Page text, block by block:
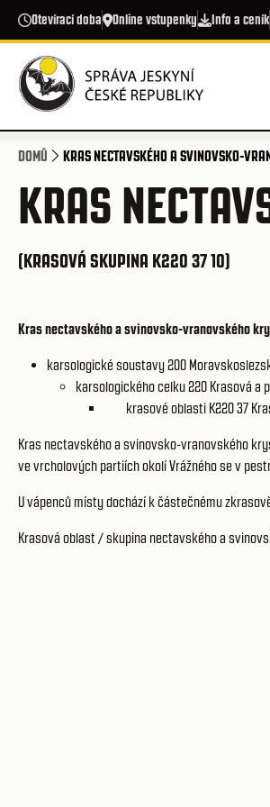
Přejít k hlavnímu obsahu
Otevírací doba Online vstupenky Info a ceník
DOMŮ KRAS NECTAVSKÉHO A SVINOVSKO-
KRAS
(KRASOVÁ SKUPINA K220 37 10)
Kras nectavského a svinovsko-vranovského
karsologické soustavy 200
karsologického celku 220 Krasová a
krasové oblasti K220 37
Kras nectavského a svinovsko-vranovského
ve vrcholových partiích okolí Vrážného se v
U vápenců místy dochází k částečnému
Krasová oblast / skupina nectavského a